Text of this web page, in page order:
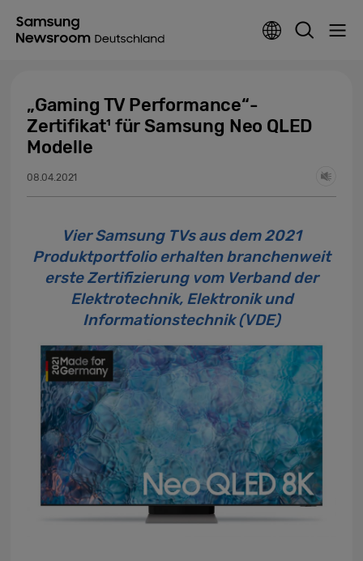
„Gaming TV Performance“-
Zertifikat¹ für Samsung Neo QLED
Modelle
08.04.2021
Vier Samsung TVs aus dem 2021
Produktportfolio erhalten branchenweit
erste Zertifizierung vom Verband der
Elektrotechnik, Elektronik und
Informationstechnik (VDE)